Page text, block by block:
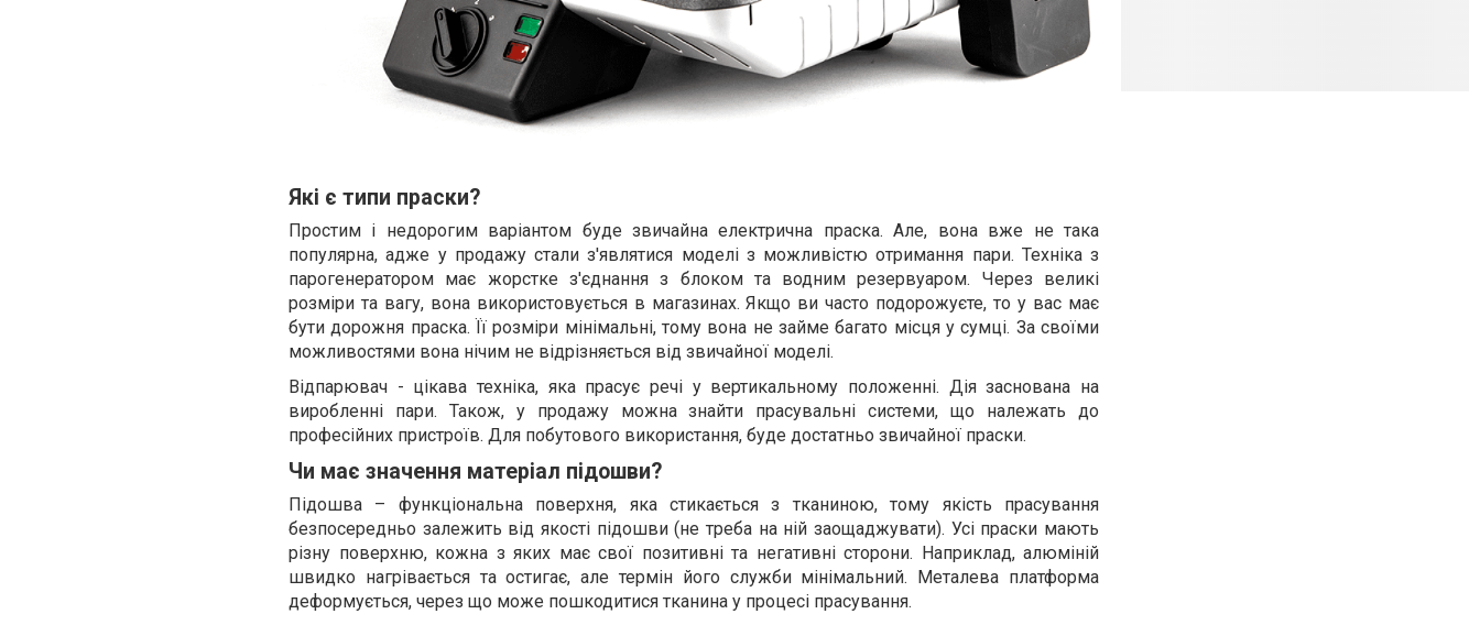
Які є типи праски?
Простим і недорогим варіантом буде звичайна електрична праска. Але, вона вже не така
популярна, адже у продажу стали з'являтися моделі з можливістю отримання пари. Техніка з
парогенератором має жорстке з'єднання з блоком та водним резервуаром. Через великі
розміри та вагу, вона використовується в магазинах. Якщо ви часто подорожуєте, то у вас має
бути дорожня праска. Її розміри мінімальні, тому вона не займе багато місця у сумці. За своїми
можливостями вона нічим не відрізняється від звичайної моделі.
Відпарювач - цікава техніка, яка прасує речі у вертикальному положенні. Дія заснована на
виробленні пари. Також, у продажу можна знайти прасувальні системи, що належать до
професійних пристроїв. Для побутового використання, буде достатньо звичайної праски.
Чи має значення матеріал підошви?
Підошва – функціональна поверхня, яка стикається з тканиною, тому якість прасування
безпосередньо залежить від якості підошви (не треба на ній заощаджувати). Усі праски мають
різну поверхню, кожна з яких має свої позитивні та негативні сторони. Наприклад, алюміній
швидко нагрівається та остигає, але термін його служби мінімальний. Металева платформа
деформується, через що може пошкодитися тканина у процесі прасування.